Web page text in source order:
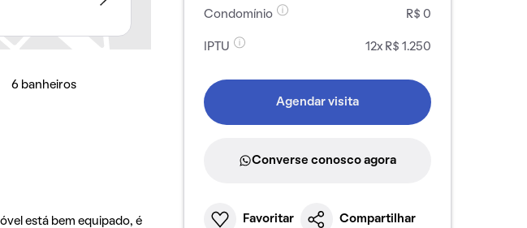
6 banheiros
está bem equipado, é
Condomínio R$ 0
IPTU 12x R$ 1.250
Agendar visita
Converse conosco agora
Favoritar Compartilhar